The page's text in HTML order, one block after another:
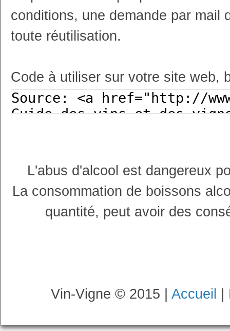
conditions, une demande par mail
toute réutilisation.
Code à utiliser sur votre site web,
L'abus d'alcool est dangereux
La consommation de boissons
quantité, peut avoir des
Vin-Vigne © 2015 | Accueil